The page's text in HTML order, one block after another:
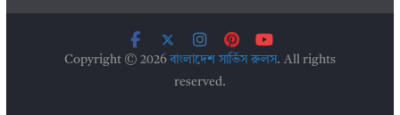
Copyright © 2026বাংলাদেশ সার্ভিস রুলস. All rights
reserved.